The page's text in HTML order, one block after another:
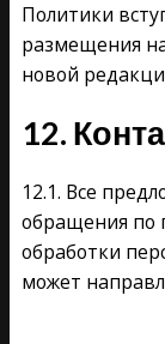
Политики
размещения
новой
12.
12.1. Все
обращения по
обработки
может